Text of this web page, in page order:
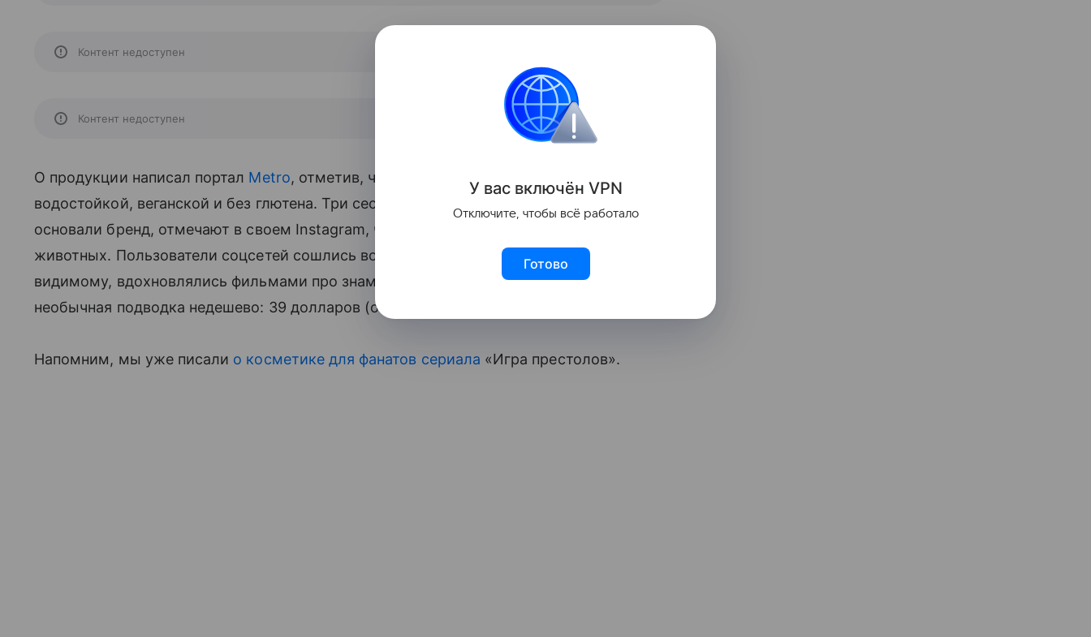
Контент недоступен
Контент недоступен
О продукции написал портал Metro, отметив, что подводка является полностью
водостойкой, веганской и без глютена. Три сестры-близняшки из Америки, которые
основали бренд, отмечают в своем Instagram, что косметика не тестируется на
животных. Пользователи соцсетей сошлись во мнении, что создатели продукции, по-
видимому, вдохновлялись фильмами про знаменитого волшебника. Стоит такая
необычная подводка недешево: 39 долларов (около 2 300 рублей).
Напомним, мы уже писали о косметике для фанатов сериала «Игра престолов».
У вас включён VPN
Отключите, чтобы всё работало
Готово